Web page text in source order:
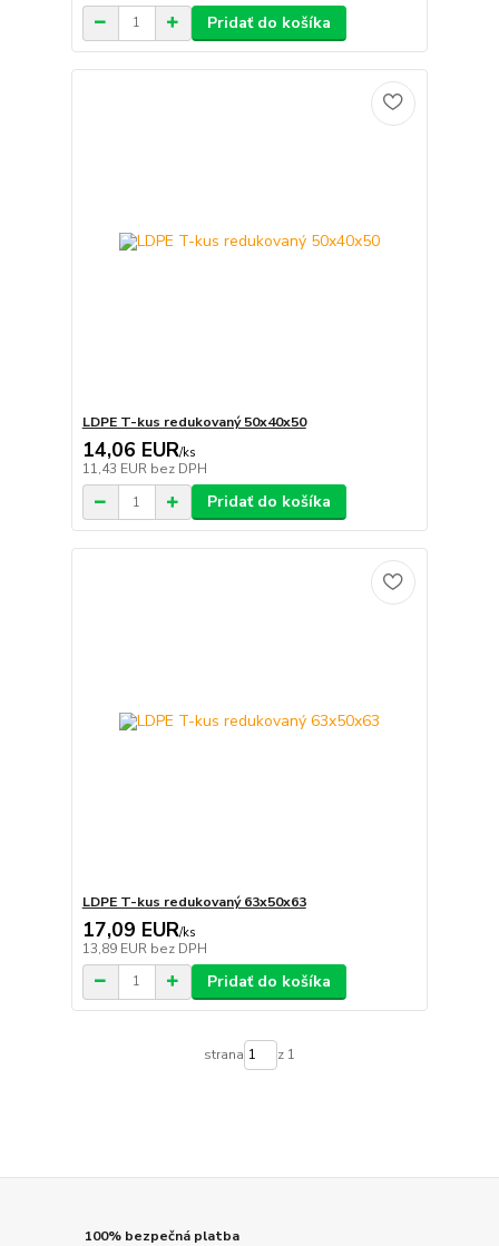
Pridať do košíka
LDPE T-kus redukovaný 50x40x50
14,06 EUR/ks
11,43 EUR bez DPH
Pridať do košíka
LDPE T-kus redukovaný 63x50x63
17,09 EUR/ks
13,89 EUR bez DPH
Pridať do košíka
strana z 1
100% bezpečná platba